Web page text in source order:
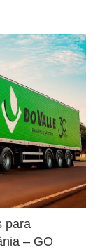
para
– GO